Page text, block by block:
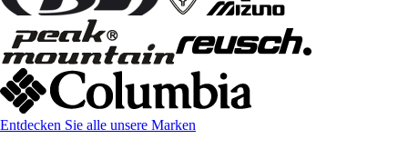
Entdecken Sie alle unsere Marken